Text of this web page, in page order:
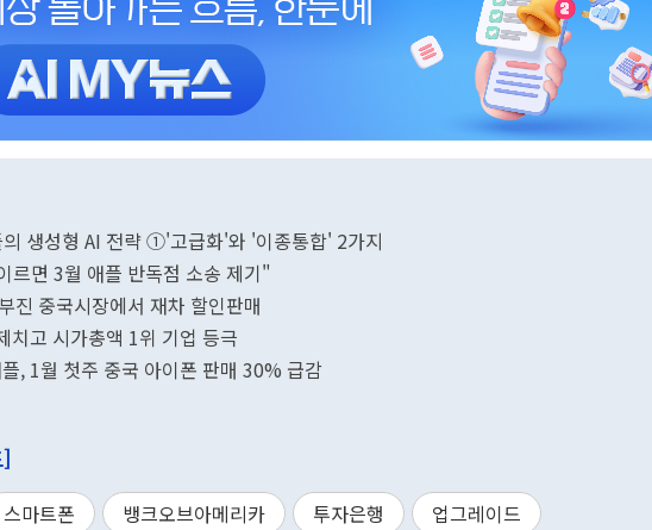
생성형 AI 전략 ①'고급화'와 '이종통합' 2가지
르면 3월 애플 반독점 소송 제기"
진 중국시장에서 재차 할인판매
치고 시가총액 1위 기업 등극
, 1월 첫주 중국 아이폰 판매 30% 급감
스마트폰 뱅크오브아메리카 투자은행 업그레이드